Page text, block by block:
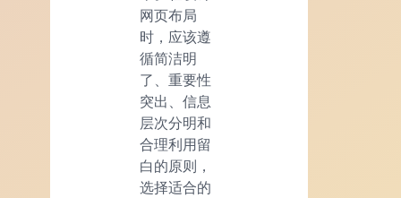
网页布局
时，应该遵
循简洁明
了、重要性
突出、信息
层次分明和
合理利用留
白的原则，
选择适合的